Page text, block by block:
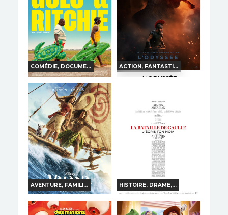
Bande-annonce
Réservation
TOUT PUBLIC VF
Bande-annonce
Réservation
TOUT PUBLIC
VF
COMÉDIE, DOCUME...
LES VACANCES DE
GOLO & RITCHIE
Horaires et Infos
Bande-annonce
Réservation
TOUT PUBLIC VF
ACTION, FANTASTI...
L'ODYSSÉE
Bande-annonce
Réservation
AVENTURE, FAMILI...
VAIANA, LA LÉGENDE
DU BOUT DU MONDE
HISTOIRE, DRAME,...
LA BATAILLE DE
GAULLE - PARTIE 2 :